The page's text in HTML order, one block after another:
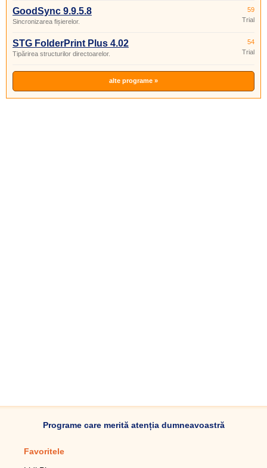
GoodSync 9.9.5.8
Sincronizarea fișierelor.
59
Trial
STG FolderPrint Plus 4.02
Tipărirea structurilor directoarelor.
54
Trial
alte programe »
Programe care merită atenția dumneavoastră
Favoritele